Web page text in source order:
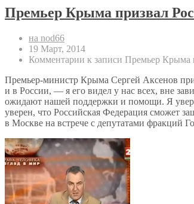
Премьер Крыма призвал
на nod66
19 Март, 2014
Комментарии к записи Премьер Крыма
Премьер-министр Крыма Сергей Аксенов
и в России, — я его видел у нас всех, вне
ожидают нашей поддержки и помощи. Я
уверен, что Российская Федерация сможет
в Москве на встрече с депутатами фракций